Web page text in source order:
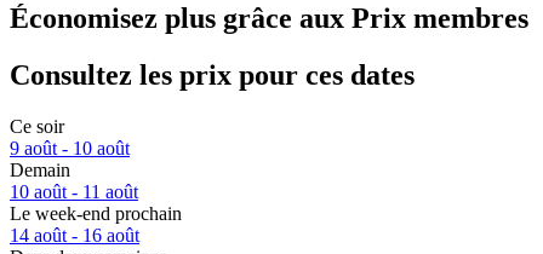
Économisez plus grâce aux Prix membres
Consultez les prix pour ces dates
Ce soir
9 août - 10 août
Demain
10 août - 11 août
Le week-end prochain
14 août - 16 août